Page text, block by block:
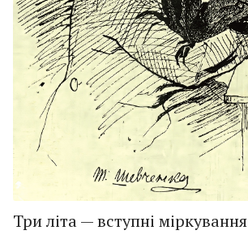
Три літа — вступні міркування